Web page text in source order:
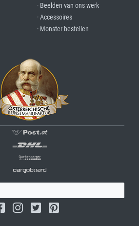
· Beelden van ons werk
· Accessoires
· Monster bestellen